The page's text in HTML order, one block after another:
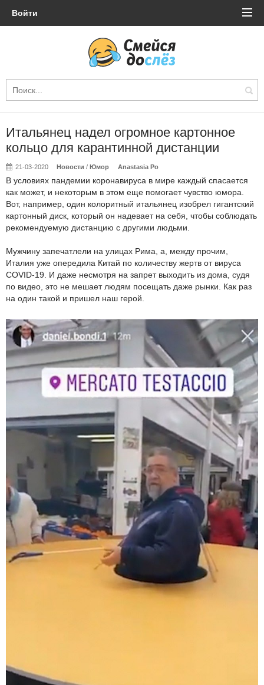
Войти
Итальянец надел огромное картонное
кольцо для карантинной дистанции
21-03-2020 Новости /Юмор Anastasia Po
В условиях пандемии коронавируса в мире каждый спасается
как может, и некоторым в этом еще помогает чувство юмора.
Вот, например, один колоритный итальянец изобрел гигантский
картонный диск, который он надевает на себя, чтобы соблюдать
рекомендуемую дистанцию с другими людьми.
Мужчину запечатлели на улицах Рима, а, между прочим,
Италия уже опередила Китай по количеству жертв от вируса
COVID-19. И даже несмотря на запрет выходить из дома, судя
по видео, это не мешает людям посещать даже рынки. Как раз
на один такой и пришел наш герой.